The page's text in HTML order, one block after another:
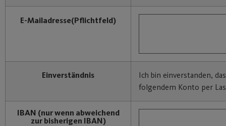
E-Mailadresse(Pflichtfeld)
Einverständnis
Ich bin einverstanden,
folgendem Konto per
IBAN (nur wenn abweichend
zur bisherigen IBAN)